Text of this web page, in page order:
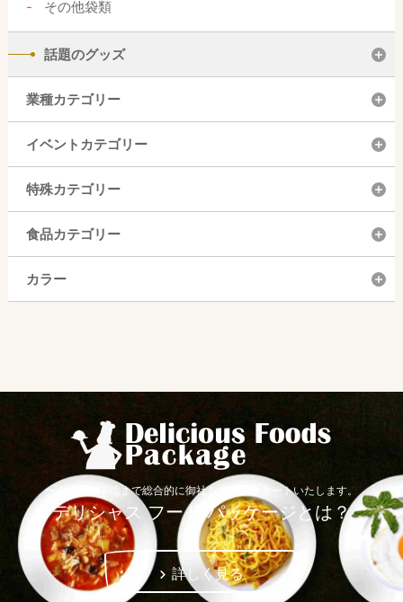
その他袋類
話題のグッズ
業種カテゴリー
イベントカテゴリー
特殊カテゴリー
食品カテゴリー
カラー
〜上流から下流まで総合的に御社をコーディネートいたします。
デリシャス フード パッケージとは？
詳しく見る